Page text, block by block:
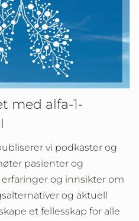
med alfa-1-
vi podkaster og
pasienter og
og innsikter om
og aktuell
et fellesskap for alle